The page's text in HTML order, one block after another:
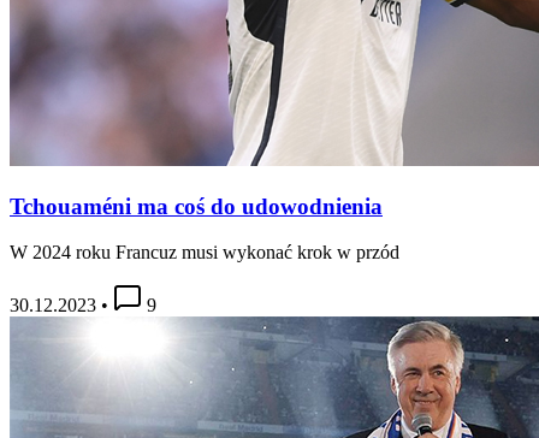
Tchouaméni ma coś do udowodnienia
W 2024 roku Francuz musi wykonać krok w przód
30.12.2023 • 9